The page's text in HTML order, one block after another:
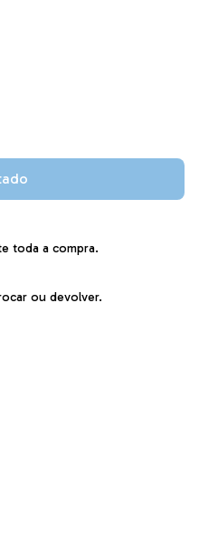
toda a compra.
ou devolver.